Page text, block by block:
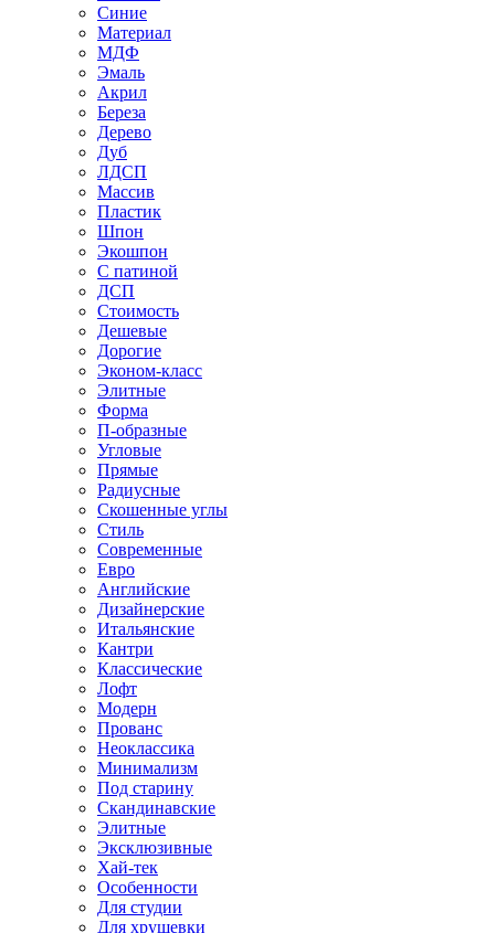
Синие
Материал
МДФ
Эмаль
Акрил
Береза
Дерево
Дуб
ЛДСП
Массив
Пластик
Шпон
Экошпон
С патиной
ДСП
Стоимость
Дешевые
Дорогие
Эконом-класс
Элитные
Форма
П-образные
Угловые
Прямые
Радиусные
Скошенные углы
Стиль
Современные
Евро
Английские
Дизайнерские
Итальянские
Кантри
Классические
Лофт
Модерн
Прованс
Неоклассика
Минимализм
Под старину
Скандинавские
Элитные
Эксклюзивные
Хай-тек
Особенности
Для студии
Для хрущевки